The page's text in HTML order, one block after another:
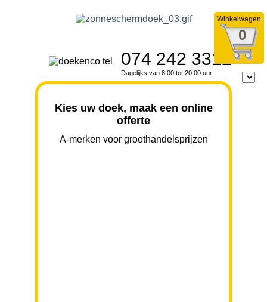
Winkelwagen
0
074 242 3312
Dagelijks van 8:00 tot 20:00 uur
Kies uw doek, maak een online
offerte
A-merken voor groothandelsprijzen